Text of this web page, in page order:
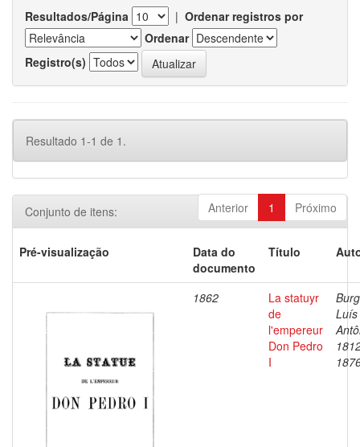
Resultados/Página | Ordenar registros por
Ordenar
Registro(s)
Resultado 1-1 de 1.
Anterior 1 Próximo
Conjunto de itens:
Pré-visualização
Data do
documento
Título
1862
La statuyr
de
l'empereur
Don Pedro
I
Luís